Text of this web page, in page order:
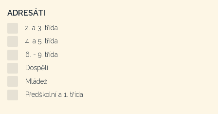
ADRESÁTI
2. a 3. třída
4. a 5. třída
6. - 9. třída
Dospělí
Mládež
Předškolní a 1. třída